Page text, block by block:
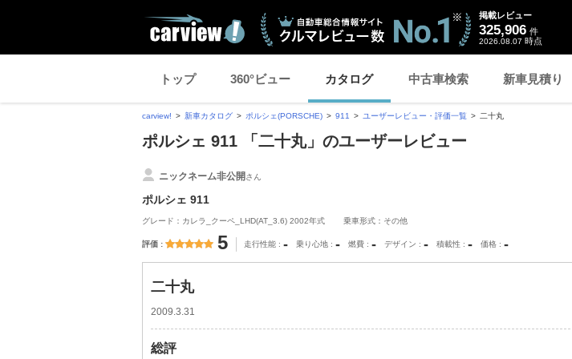
掲載レビュー
325,906 件
2026.08.07 時点
トップ 360°ビュー カタログ 中古車検索 新車見積り
carview! 新車カタログ ポルシェ(PORSCHE) 911 ユーザーレビュー・評価一覧 二十丸
ポルシェ 911 「二十丸」のユーザーレビュー
ニックネーム非公開さん
ポルシェ 911
グレード：カレラ_クーペ_LHD(AT_3.6) 2002年式 乗車形式：その他
評価 5 走行性能 - 乗り心地 - 燃費 - デザイン - 積載性 - 価格 -
二十丸
2009.3.31
総評